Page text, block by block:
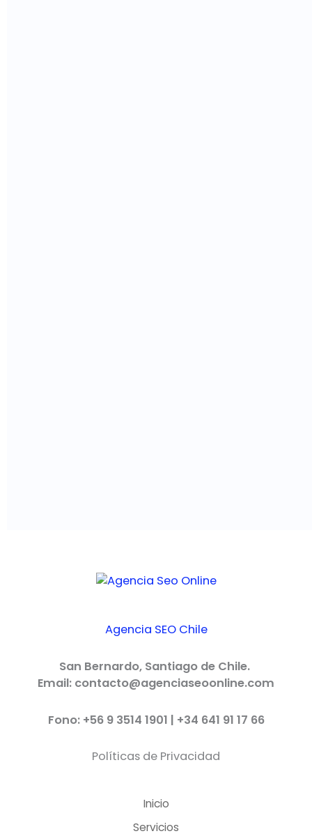
Agencia SEO Chile
San Bernardo, Santiago de Chile.
Email: contacto@agenciaseoonline.com
Fono: +56 9 3514 1901 | +34 641 91 17 66
Políticas de Privacidad
Inicio
Servicios